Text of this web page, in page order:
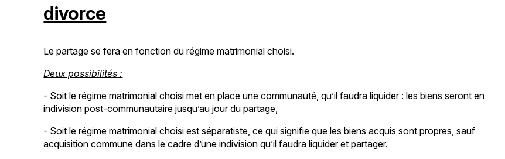
divorce
Le partage se fera en fonction du régime matrimonial choisi.
Deux possibilités :
- Soit le régime matrimonial choisi met en place une communauté, qu’il faudra liquider : les biens seront en
indivision post-communautaire jusqu’au jour du partage,
- Soit le régime matrimonial choisi est séparatiste, ce qui signifie que les biens acquis sont propres, sauf
acquisition commune dans le cadre d’une indivision qu’il faudra liquider et partager.